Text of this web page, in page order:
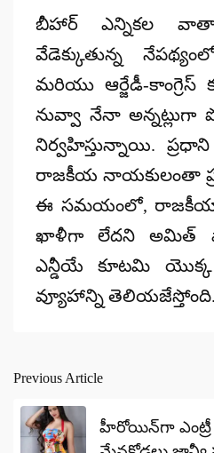
బీహార్ ఎన్నికల
వేడెక్కుతున్న
మరియు ఆర్జేడీ-కాంగ్రెస్
నువ్వా నేనా అన్నట్లుగా
నిర్వహిస్తున్నాయి.
రాజకీయ నాయకులంతా
ఈ సమయంలో, రాజకీయాల్లో
ఖాళీగా లేదని అమిత్ షా
ఎన్డీయే కూటమి యొక్క
వ్యూహాన్ని తెలియజేస్తోంది.
Post
navigation
Previous Article
హీరోయిన్‌గా ఎంట్రీ